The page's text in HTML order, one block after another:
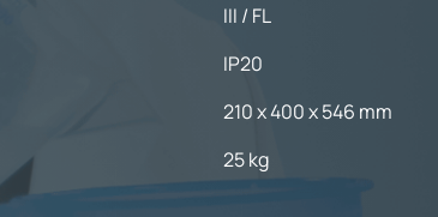
III / FL
IP20
210 x 400 x 546 mm
25 kg